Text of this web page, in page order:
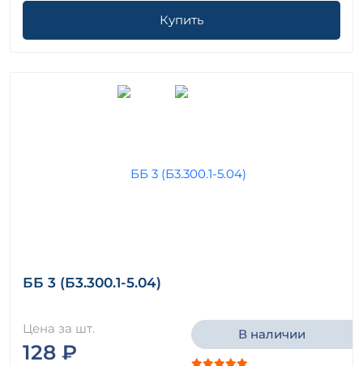
Купить
ББ 3 (Б3.300.1-5.04)
Цена за шт.
128 ₽
В наличии